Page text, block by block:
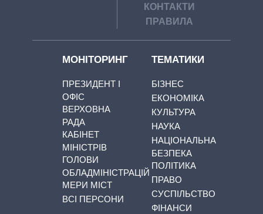
КОНТАКТИ
ПРАВИЛА
МОНІТОРИНГ
ПРЕЗИДЕНТ І
ОФІС
ВЕРХОВНА
РАДА
КАБІНЕТ
МІНІСТРІВ
ГОЛОВИ
ОБЛАДМІНІСТРАЦІЙ
МЕРИ МІСТ
ВСІ ПЕРСОНИ
ТЕМАТИКИ
БІЗНЕС
ЕКОНОМІКА
КУЛЬТУРА
НАУКА
НАЦІОНАЛЬНА
БЕЗПЕКА
ПОЛІТИКА
ПРАВО
СУСПІЛЬСТВО
ФІНАНСИ